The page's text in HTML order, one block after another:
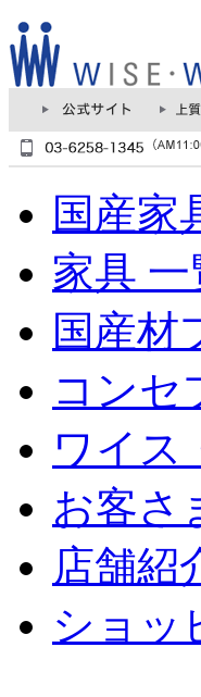
国産家
家具 一
国産材
コンセ
ワイス
お客さ
店舗紹
ショッ